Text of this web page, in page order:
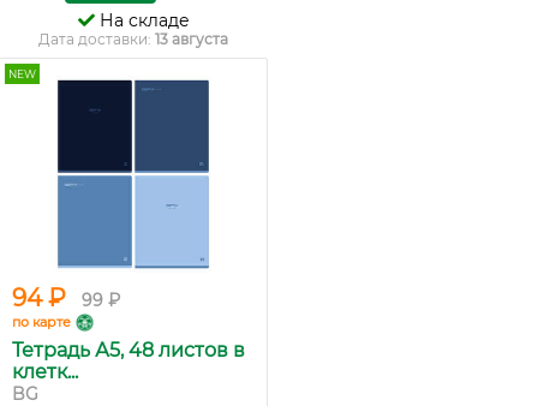
На складе
Дата доставки: 13 августа
NEW
94 ₽ 99 ₽
по карте
Тетрадь А5, 48 листов в
клетк...
BG